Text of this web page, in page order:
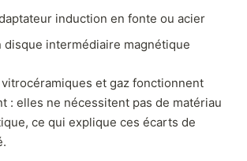
induction en fonte ou acier
disque intermédiaire magnétique
et gaz fonctionnent
: elles ne nécessitent pas de matériau
ce qui explique ces écarts de